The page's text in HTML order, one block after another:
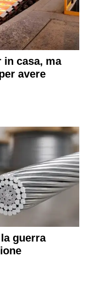
in casa, ma
avere
guerra